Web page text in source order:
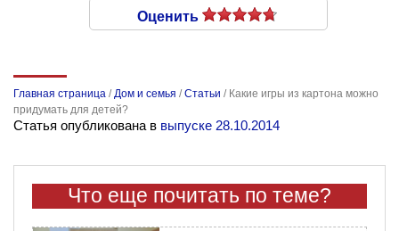
Оценить
Главная страница /Дом и семья /Статьи / Какие игры из картона можно
придумать для детей?
Статья опубликована в выпуске 28.10.2014
Что еще почитать по теме?